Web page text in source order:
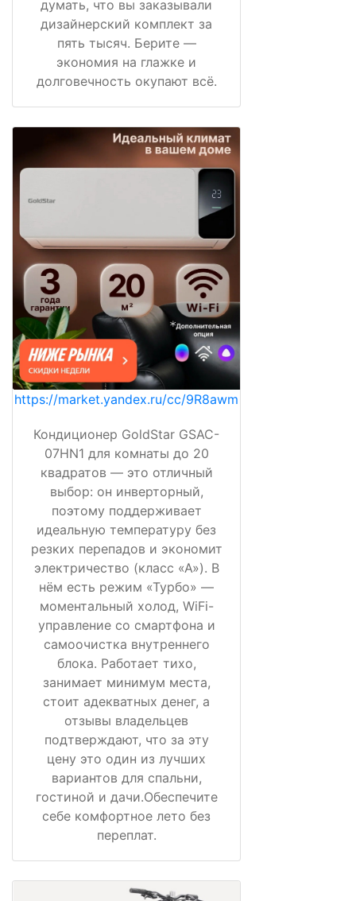
думать, что вы заказывали
дизайнерский комплект за
пять тысяч. Берите —
экономия на глажке и
долговечность окупают всё.
https://market.yandex.ru/cc/9R8awm
Кондиционер GoldStar GSAC-
07HN1 для комнаты до 20
квадратов — это отличный
выбор: он инверторный,
поэтому поддерживает
идеальную температуру без
резких перепадов и экономит
электричество (класс «А»). В
нём есть режим «Турбо» —
моментальный холод, WiFi-
управление со смартфона и
самоочистка внутреннего
блока. Работает тихо,
занимает минимум места,
стоит адекватных денег, а
отзывы владельцев
подтверждают, что за эту
цену это один из лучших
вариантов для спальни,
гостиной и дачи.Обеспечите
себе комфортное лето без
переплат.